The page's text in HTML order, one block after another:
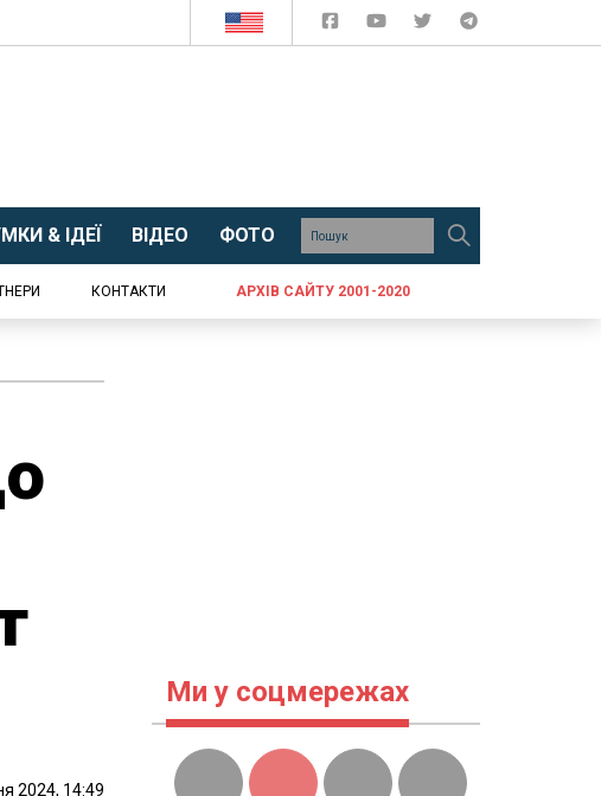
& ІДЕЇ ВІДЕО ФОТО
КОНТАКТИ АРХІВ САЙТУ 2001-2020
2024, 14:49
Ми у соцмережах